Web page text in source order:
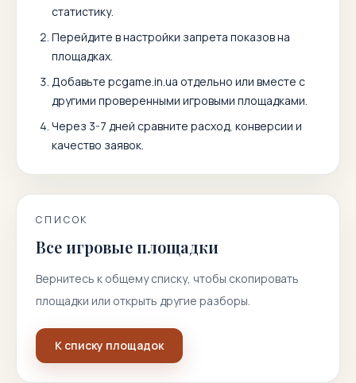
статистику.
Перейдите в настройки запрета показов на
площадках.
Добавьте pcgame.in.ua отдельно или вместе с
другими проверенными игровыми площадками.
Через 3-7 дней сравните расход, конверсии и
качество заявок.
СПИСОК
Все игровые площадки
Вернитесь к общему списку, чтобы скопировать
площадки или открыть другие разборы.
К списку площадок